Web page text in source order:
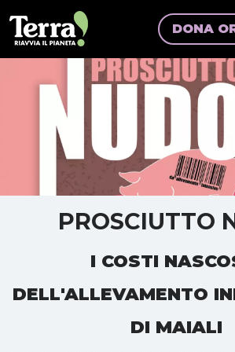
DONA
PROSCIUTTO
I COSTI
DELL'ALLEVAMENTO
DI MAIALI